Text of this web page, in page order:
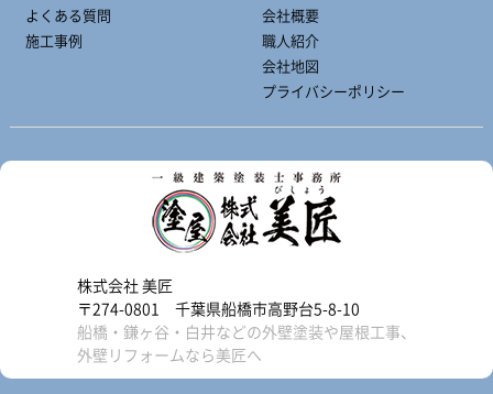
よくある質問
施工事例
会社概要
職人紹介
会社地図
プライバシーポリシー
株式会社 美匠
〒274-0801 千葉県船橋市高野台5-8-10
船橋・鎌ヶ谷・白井などの外壁塗装や屋根工事、
外壁リフォームなら美匠へ